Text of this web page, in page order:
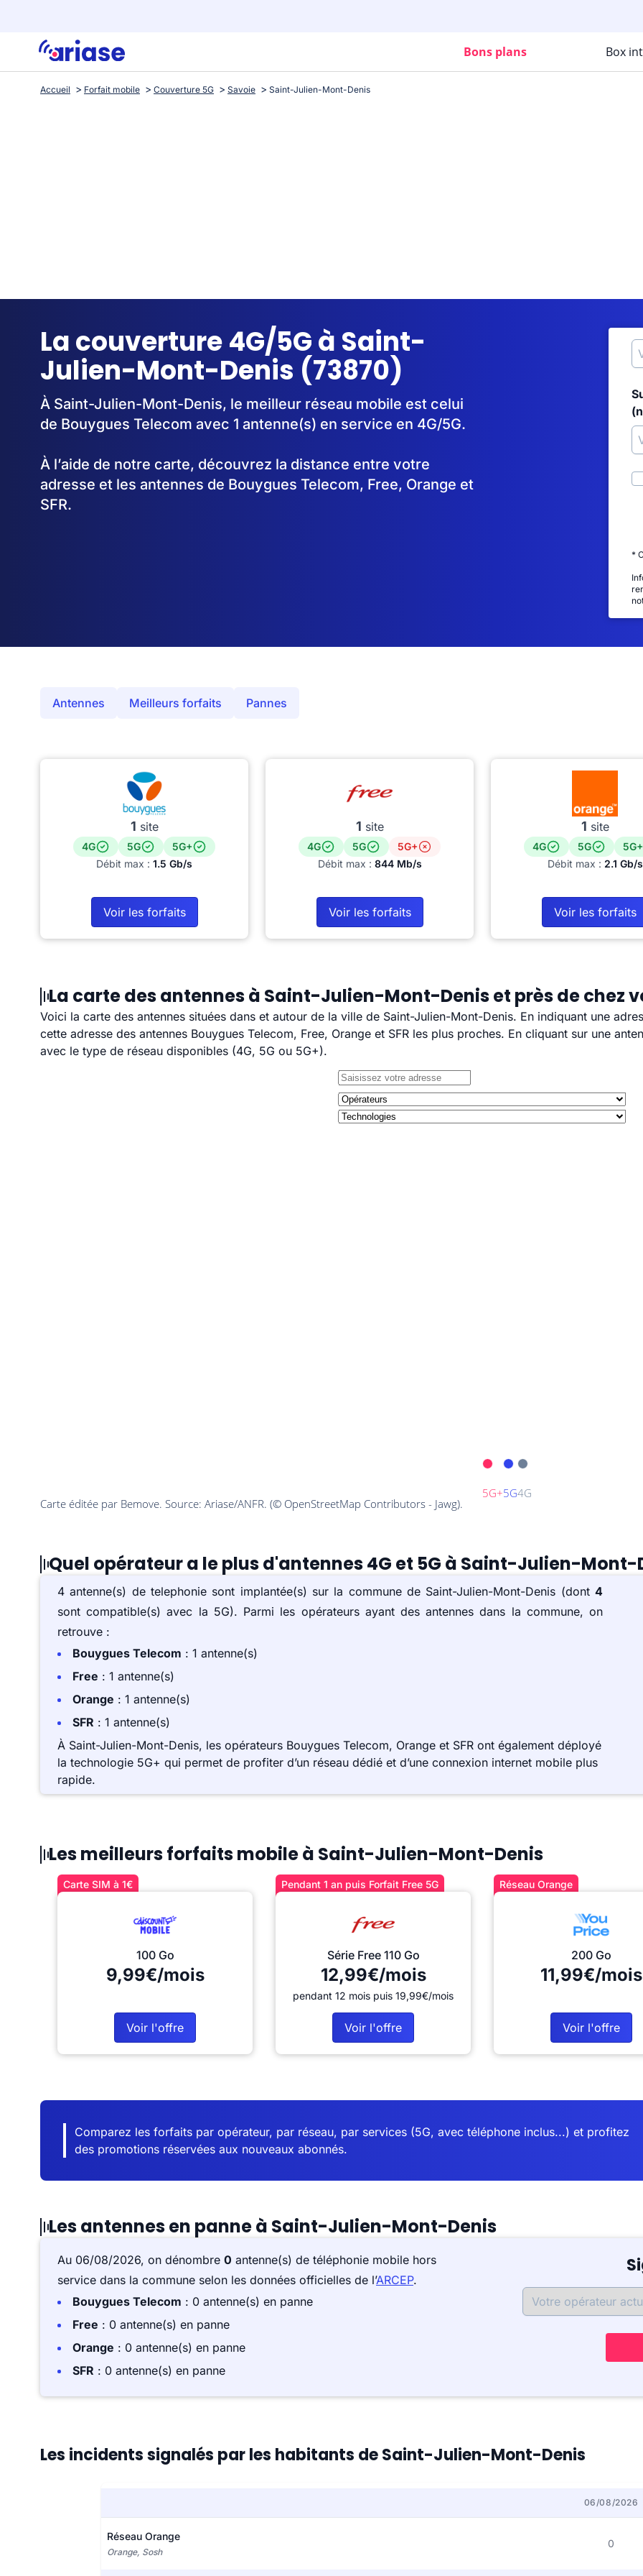
Bons plans Box
Accueil Forfait mobile Couverture 5G Savoie Saint-Julien-Mont-Denis
La couverture 4G/5G à Saint-
Julien-Mont-Denis (73870)
À Saint-Julien-Mont-Denis, le meilleur réseau mobile est celui
de Bouygues Telecom avec 1 antenne(s) en service en 4G/5G.
À l’aide de notre carte, découvrez la distance entre votre
adresse et les antennes de Bouygues Telecom, Free, Orange et
SFR.
*
Antennes Meilleurs forfaits Pannes
1 site
4G 5G
5G+
Débit max : 1.5 Gb/s
Voir les forfaits
1 site
4G 5G
5G+
Débit max : 844 Mb/s
Voir les forfaits
1 site
4G 5G
5G+
Débit max : 2.1 Gb/s
Voir les forfaits
La carte des antennes à Saint-Julien-Mont-Denis et près de chez
Voici la carte des antennes situées dans et autour de la ville de Saint-Julien-Mont-Denis. En indiquant une
cette adresse des antennes Bouygues Telecom, Free, Orange et SFR les plus proches. En cliquant sur une
avec le type de réseau disponibles (4G, 5G ou 5G+).
Quel opérateur a le plus d'antennes 4G et 5G à Saint-Julien-Mont-
4 antenne(s) de telephonie sont implantée(s) sur la commune de Saint-Julien-Mont-Denis (dont 4
sont compatible(s) avec la 5G). Parmi les opérateurs ayant des antennes dans la commune, on
retrouve :
Bouygues Telecom : 1 antenne(s)
Free : 1 antenne(s)
Orange : 1 antenne(s)
SFR : 1 antenne(s)
À Saint-Julien-Mont-Denis, les opérateurs Bouygues Telecom, Orange et SFR ont également déployé
la technologie 5G+ qui permet de profiter d’un réseau dédié et d’une connexion internet mobile plus
rapide.
Les meilleurs forfaits mobile à Saint-Julien-Mont-Denis
Carte SIM à 1€
100 Go
9,99€/mois
Voir l'offre
Pendant 1 an puis Forfait Free 5G
Série Free 110 Go
12,99€/mois
pendant 12 mois puis 19,99€/mois
Voir l'offre
Réseau Orange
200 Go
11,99€/mois
Voir l'offre
Comparez les forfaits par opérateur, par réseau, par services (5G, avec téléphone inclus...) et profitez
des promotions réservées aux nouveaux abonnés.
Les antennes en panne à Saint-Julien-Mont-Denis
Au 06/08/2026, on dénombre 0 antenne(s) de téléphonie mobile hors
service dans la commune selon les données officielles de l’ARCEP.
Bouygues Telecom : 0 antenne(s) en panne
Free : 0 antenne(s) en panne
Orange : 0 antenne(s) en panne
SFR : 0 antenne(s) en panne
Les incidents signalés par les habitants de Saint-Julien-Mont-Denis
06/08/2026
Réseau Orange
Orange, Sosh
0